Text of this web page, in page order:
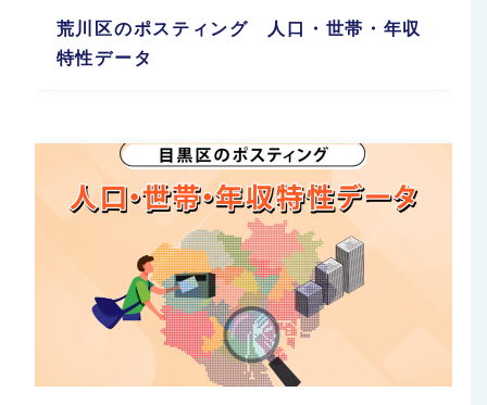
荒川区のポスティング 人口・世帯・年収
特性データ